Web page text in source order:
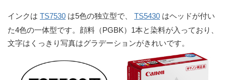
インクは TS7530 は5色の独立型で、 TS5430 はヘッドが付い
た4色の一体型です。顔料（PGBK）1本と染料が入っており、
文字はくっきり写真はグラデーションがきれいです。